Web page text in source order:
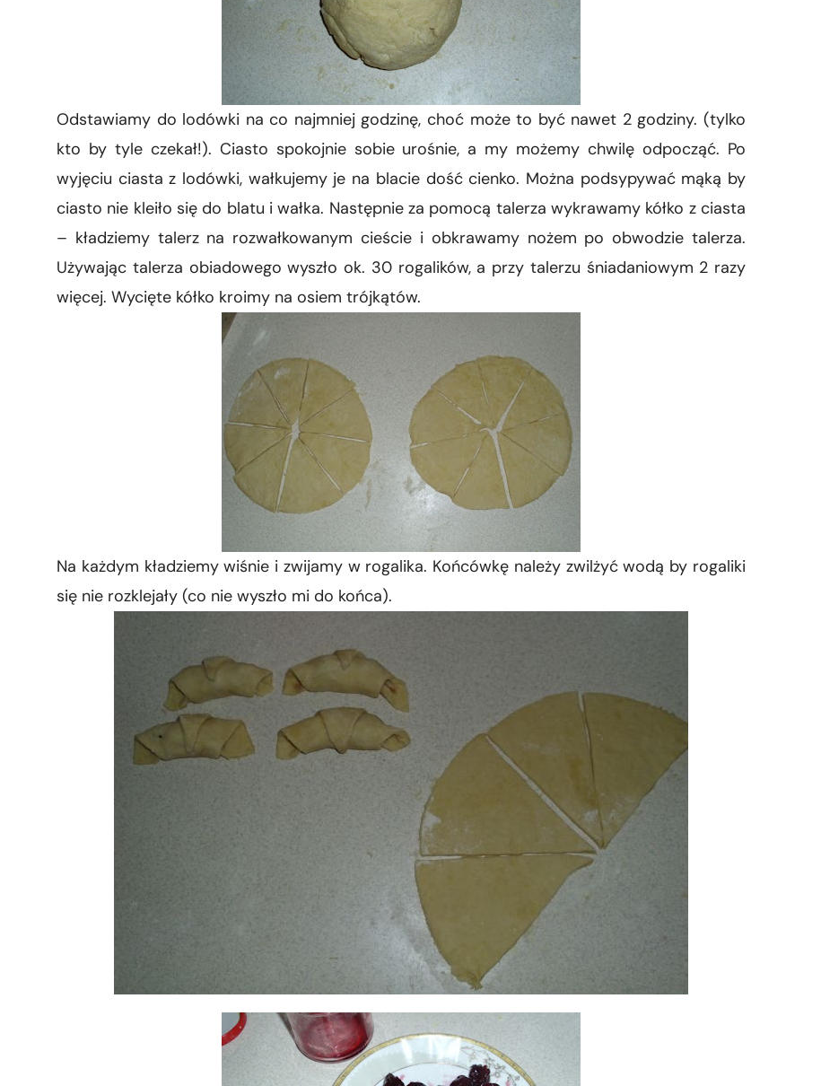
Odstawiamy do lodówki na co najmniej godzinę, choć może to być nawet 2 godziny. (tylko
kto by tyle czekał!). Ciasto spokojnie sobie urośnie, a my możemy chwilę odpocząć. Po
wyjęciu ciasta z lodówki, wałkujemy je na blacie dość cienko. Można podsypywać mąką by
ciasto nie kleiło się do blatu i wałka. Następnie za pomocą talerza wykrawamy kółko z ciasta
– kładziemy talerz na rozwałkowanym cieście i obkrawamy nożem po obwodzie talerza.
Używając talerza obiadowego wyszło ok. 30 rogalików, a przy talerzu śniadaniowym 2 razy
więcej. Wycięte kółko kroimy na osiem trójkątów.
Na każdym kładziemy wiśnie i zwijamy w rogalika. Końcówkę należy zwilżyć wodą by rogaliki
się nie rozklejały (co nie wyszło mi do końca).